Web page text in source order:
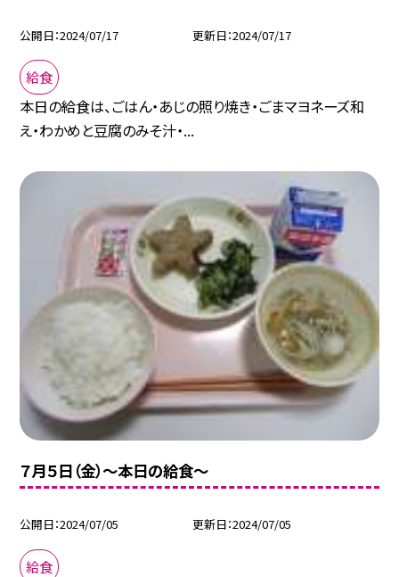
公開日 2024/07/17 更新日 2024/07/17
給食
本日の給食は、ごはん・あじの照り焼き・ごまマヨネーズ和
え・わかめと豆腐のみそ汁・...
７月５日（金）〜本日の給食〜
公開日 2024/07/05 更新日 2024/07/05
給食